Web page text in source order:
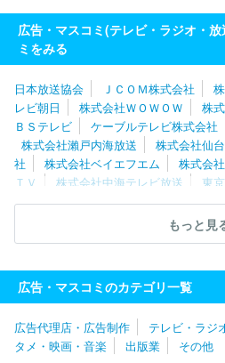
広告・マスコミ(テレビ・ラジオ・
ミをみる
日本放送協会 ＪＣＯＭ株式会社
レビ朝日
株式会社ＷＯＷＯＷ 株
ＢＳテレビ
ケーブルテレビ株式会社
株式会社瀨戸内海放送
株式会社仙
社
株式会社ベイエフエム 株式会
ＴＶ
株式会社中海テレビ放送
東
社
湘南ケーブルネットワーク株式会
株式会社倉敷ケーブルテレビ
山放送株式会社
会社テレビユー福島
福島テレビ株式
送株式会社
山隂中央テレビジヨン放
もっと見
広告・マスコミのカテゴリ一覧
広告代理店・広告制作 テレビ・ラジ
タメ・映画・音楽
出版業 その他